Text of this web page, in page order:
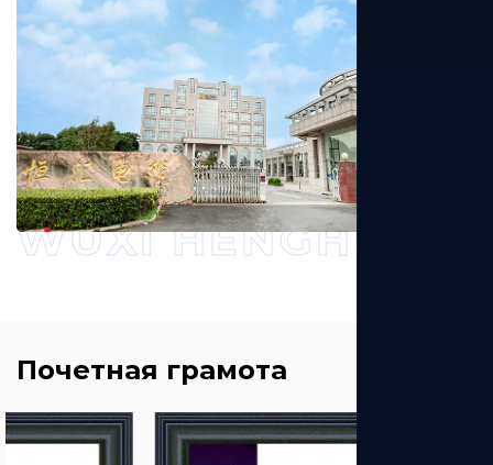
WUXI HENGHUI
Почетная грамота